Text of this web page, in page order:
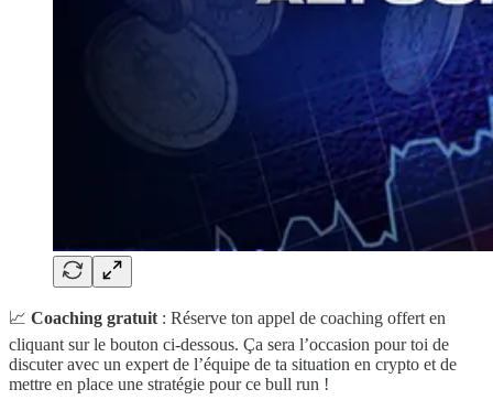
📈 Coaching gratuit : Réserve ton appel de coaching offert en
cliquant sur le bouton ci-dessous. Ça sera l’occasion pour toi de
discuter avec un expert de l’équipe de ta situation en crypto et de
mettre en place une stratégie pour ce bull run !